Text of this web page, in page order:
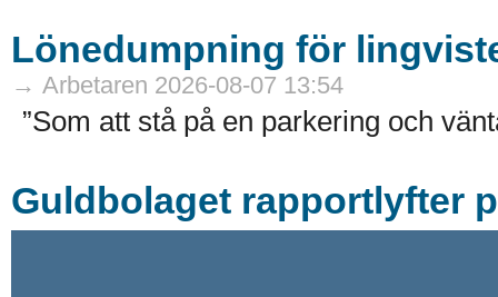
Lönedumpning för
→ Arbetaren 2026-08-07 13:54
”Som att stå på en parkering och
Guldbolaget rapportlyfter